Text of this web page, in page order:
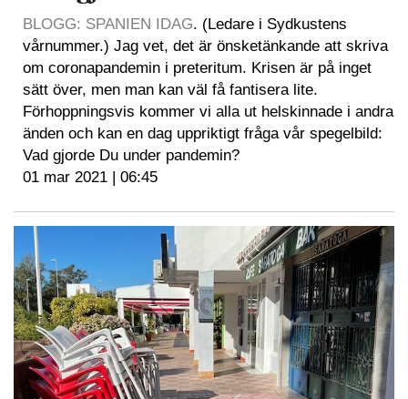
BLOGG: SPANIEN IDAG. (Ledare i Sydkustens
vårnummer.) Jag vet, det är önsketänkande att skriva
om coronapandemin i preteritum. Krisen är på inget
sätt över, men man kan väl få fantisera lite.
Förhoppningsvis kommer vi alla ut helskinnade i andra
änden och kan en dag uppriktigt fråga vår spegelbild:
Vad gjorde Du under pandemin?
01 mar 2021 | 06:45